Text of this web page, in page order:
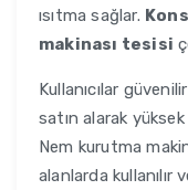
ısıtma sağlar.
makinası tesisi
Kullanıcılar
satın alarak
Nem kurutma
alanlarda